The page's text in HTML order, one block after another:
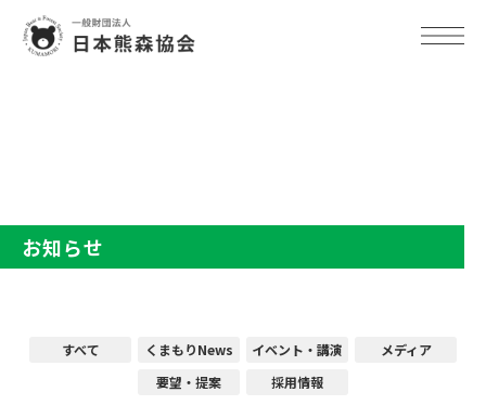
お知らせ
すべて くまもりNews イベント・講演
メディア
要望・提案
採用情報